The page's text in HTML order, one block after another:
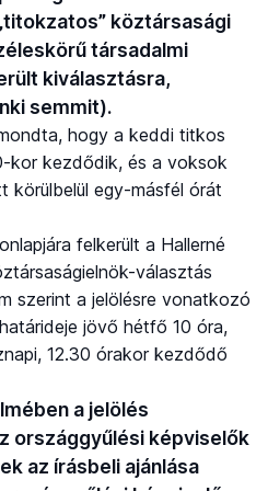
köztársasági
társadalmi
kiválasztásra,
semmit).
hogy a keddi titkos
kor kezdődik, és a voksok
körülbelül egy-másfél órát
felkerült a Hallerné
választás
szerint a jelölésre vonatkozó
jövő hétfő 10 óra,
12.30 órakor kezdődő
a jelölés
országgyűlési képviselők
az írásbeli ajánlása